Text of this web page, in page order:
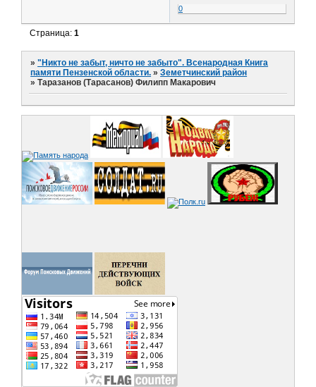
0
Страница:1
»"Никто не забыт, ничто не забыто". Всенародная Книга
памяти Пензенской области. »Земетчинский район
»Таразанов (Тарасанов) Филипп Макарович